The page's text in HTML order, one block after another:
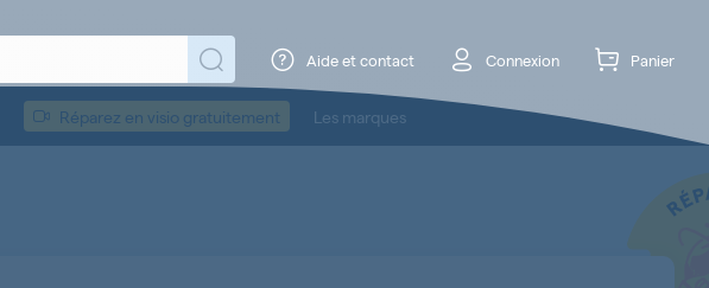
Aide et contact Connexion Panier
Réparez en visio gratuitement Les marques